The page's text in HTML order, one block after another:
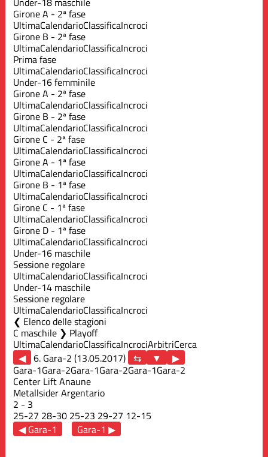
Girone A - 2ª fase
UltimaCalendarioClassificaIncroci
Girone B - 2ª fase
UltimaCalendarioClassificaIncroci
Prima fase
UltimaCalendarioClassificaIncroci
Under-16 femminile
Girone A - 2ª fase
UltimaCalendarioClassificaIncroci
Girone B - 2ª fase
UltimaCalendarioClassificaIncroci
Girone C - 2ª fase
UltimaCalendarioClassificaIncroci
Girone A - 1ª fase
UltimaCalendarioClassificaIncroci
Girone B - 1ª fase
UltimaCalendarioClassificaIncroci
Girone C - 1ª fase
UltimaCalendarioClassificaIncroci
Girone D - 1ª fase
UltimaCalendarioClassificaIncroci
Under-16 maschile
Sessione regolare
UltimaCalendarioClassificaIncroci
Under-14 maschile
Sessione regolare
UltimaCalendarioClassificaIncroci
Elenco delle stagioni
C maschile ❯ Playoff
UltimaCalendarioClassificaIncrociArbitriCerca
◀ 6. Gara-2 (13.05.2017)
▶
Gara-1Gara-2Gara-1Gara-2Gara-1Gara-2
Center Lift Anaune
Metallsider Argentario
2 - 3
25-27 28-30 25-23 29-27 12-15
◀ Gara-1
Gara-1 ▶